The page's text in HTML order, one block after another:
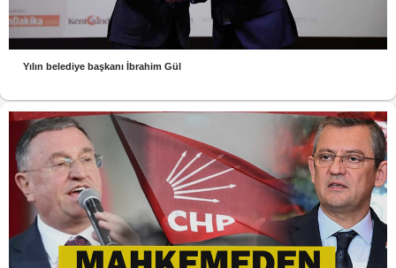
Yılın belediye başkanı İbrahim Gül